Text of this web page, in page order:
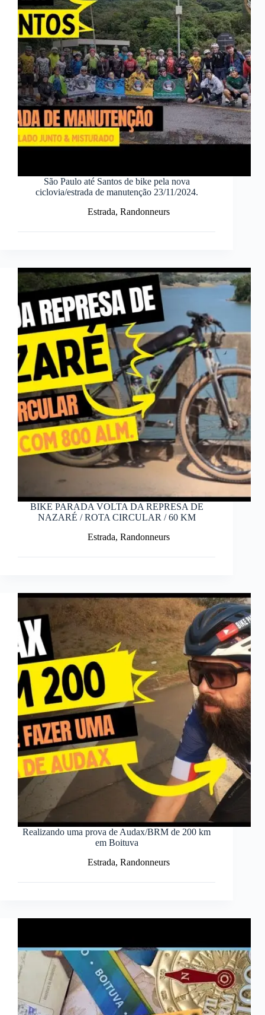
São Paulo até Santos de bike pela nova
ciclovia/estrada de manutenção 23/11/2024.
Estrada, Randonneurs
BIKE PARADA VOLTA DA REPRESA DE
NAZARÉ / ROTA CIRCULAR / 60 KM
Estrada, Randonneurs
Realizando uma prova de Audax/BRM de 200 km
em Boituva
Estrada, Randonneurs